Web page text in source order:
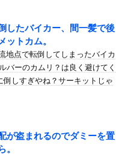
」「コーカサス...
車載。
ラレコ。
都満喫してく...
後半A...
したバイカー、間一髪で後
ットカム。
地点で転倒してしまったバイカ
バーのカムリ？は良く避けてく
しすぎやね？サーキットじゃ
が盗まれるのでダミーを置
。